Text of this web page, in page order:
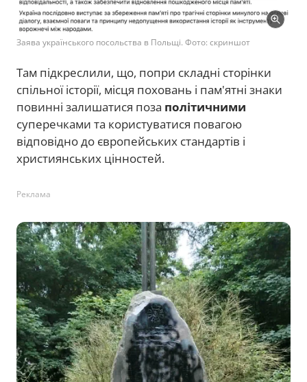
Заява українського посольства в Польщі. Фото: скриншот
Там підкреслили, що, попри складні сторінки
спільної історії, місця поховань і пам'ятні знаки
повинні залишатися поза політичними
суперечками та користуватися повагою
відповідно до європейських стандартів і
християнських цінностей.
Реклама